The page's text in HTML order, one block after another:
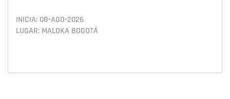
INICIA: 08•AGO•2026
LUGAR: MALOKA BOGOTÁ